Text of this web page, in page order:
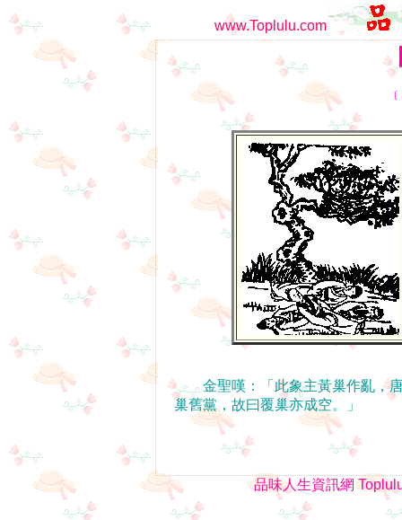
www.Toplulu.com
金聖嘆：「此象主黃巢作亂，唐
巢舊黨，故曰覆巢亦成空。」
品味人生資訊網